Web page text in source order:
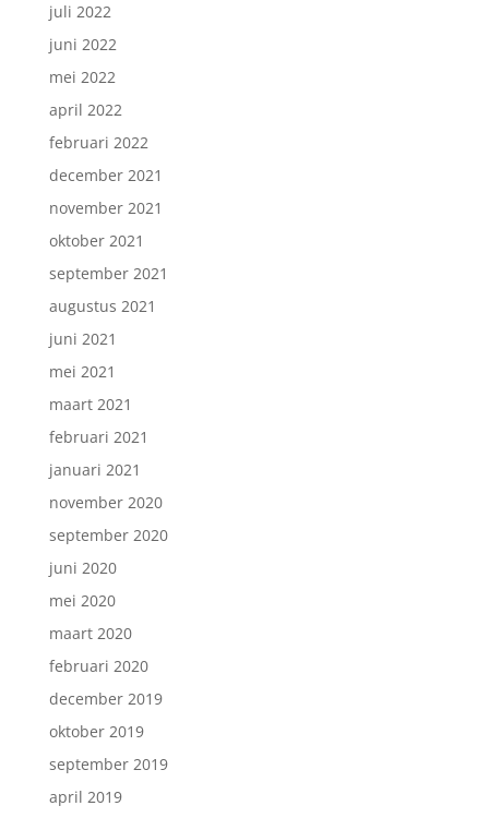
juli 2022
juni 2022
mei 2022
april 2022
februari 2022
december 2021
november 2021
oktober 2021
september 2021
augustus 2021
juni 2021
mei 2021
maart 2021
februari 2021
januari 2021
november 2020
september 2020
juni 2020
mei 2020
maart 2020
februari 2020
december 2019
oktober 2019
september 2019
april 2019